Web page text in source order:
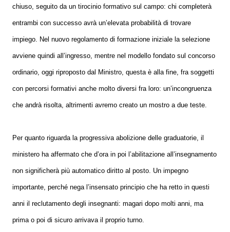
chiuso, seguito da un tirocinio formativo sul campo: chi completerà
entrambi con successo avrà un’elevata probabilità di trovare
impiego. Nel nuovo regolamento di formazione iniziale la selezione
avviene quindi all’ingresso, mentre nel modello fondato sul concorso
ordinario, oggi riproposto dal Ministro, questa è alla fine, fra soggetti
con percorsi formativi anche molto diversi fra loro: un’incongruenza
che andrà risolta, altrimenti avremo creato un mostro a due teste.
Per quanto riguarda la progressiva abolizione delle graduatorie, il
ministero ha affermato che d’ora in poi l’abilitazione all’insegnamento
non significherà più automatico diritto al posto. Un impegno
importante, perché nega l’insensato principio che ha retto in questi
anni il reclutamento degli insegnanti: magari dopo molti anni, ma
prima o poi di sicuro arrivava il proprio turno.